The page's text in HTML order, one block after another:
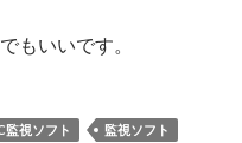
もいいです。
監視ソフト 監視ソフト